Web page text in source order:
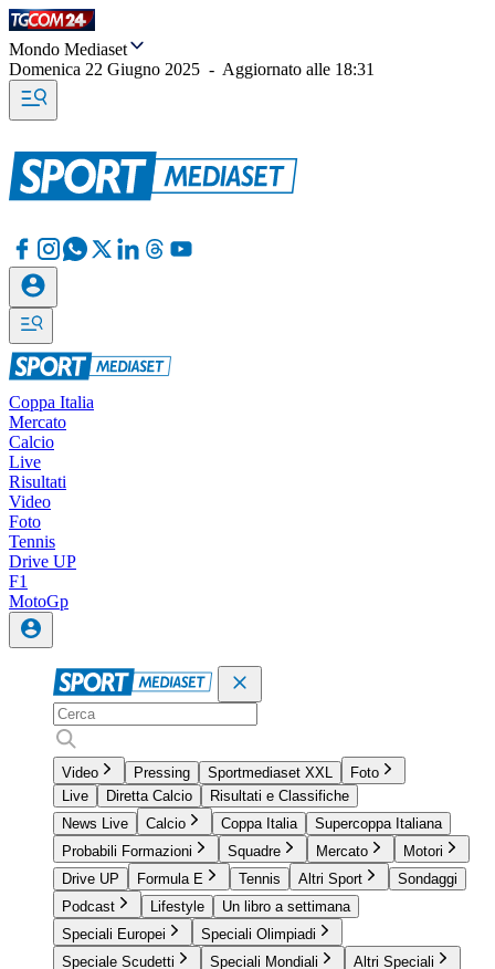
Mondo Mediaset
Domenica 22 Giugno 2025 - Aggiornato alle 18:31
Coppa Italia
Mercato
Calcio
Live
Risultati
Video
Foto
Tennis
Drive UP
F1
MotoGp
Video Pressing Sportmediaset XXL
Foto
Live
Diretta Calcio
Risultati e Classifiche
News Live
Calcio Coppa Italia
Supercoppa Italiana
Probabili Formazioni
Squadre Mercato
Motori
Drive UP
Formula E Tennis Altri Sport
Sondaggi
Podcast
Lifestyle
Un libro a settimana
Speciali Europei
Speciali Olimpiadi
Speciale Scudetti
Speciali Mondiali Altri Speciali